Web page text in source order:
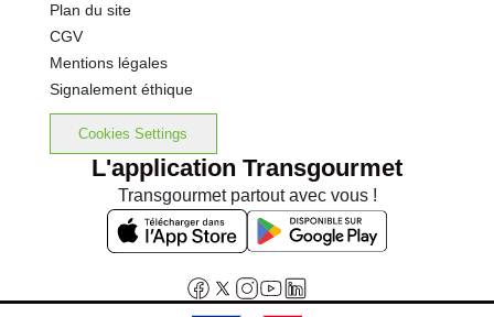
Plan du site
CGV
Mentions légales
Signalement éthique
Cookies Settings
L'application Transgourmet
Transgourmet partout avec vous !